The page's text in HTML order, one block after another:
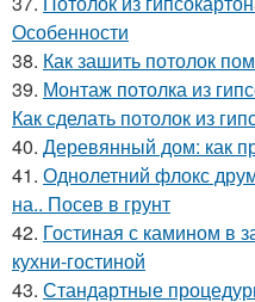
Особенности
38. Как зашить потолок
39. Монтаж потолка из
Как сделать потолок из
40. Деревянный дом: как
41. Однолетний флокс
на.. Посев в грунт
42. Гостиная с камином в
кухни-гостиной
43. Стандартные